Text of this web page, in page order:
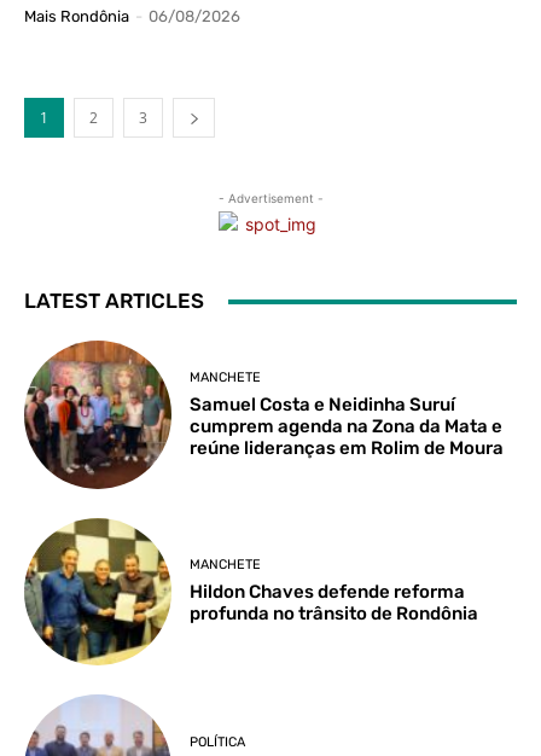
Mais Rondônia - 06/08/2026
1 2 3
- Advertisement -
LATEST ARTICLES
MANCHETE
Samuel Costa e Neidinha Suruí
cumprem agenda na Zona da Mata e
reúne lideranças em Rolim de Moura
MANCHETE
Hildon Chaves defende reforma
profunda no trânsito de Rondônia
POLÍTICA